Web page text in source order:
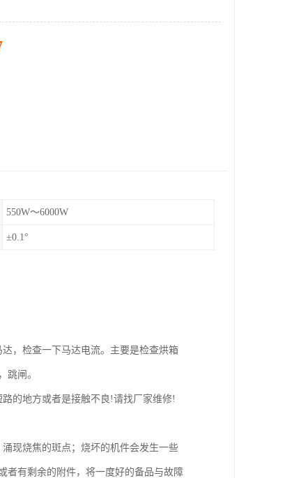
550W～6000W
±0.1°
，检查一下马达电流。主要是检查烘箱
跳闸。
的地方或者是接触不良!请找厂家维修!
现烧焦的斑点；烧坏的机件会发生一些
者有剩余的附件，将一度好的备品与故障